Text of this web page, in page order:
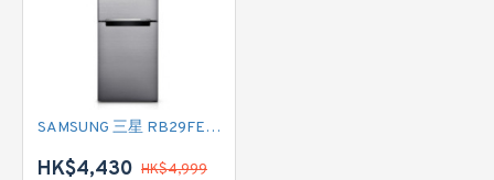
SAMSUNG 三星 RB29FERNCSS 雙門雪櫃
HK$4,430 HK$4,999